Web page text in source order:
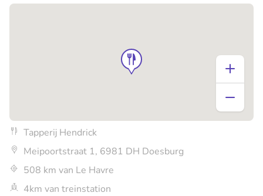
Tapperij Hendrick
Meipoortstraat 1, 6981 DH Doesburg
508 km van Le Havre
4km van treinstation